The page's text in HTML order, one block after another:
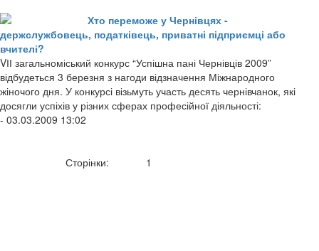
Хто переможе у Чернівцях -
держслужбовець, податківець, приватні підприємці або
вчителі?
VІІ загальноміський конкурс “Успішна пані Чернівців 2009”
відбудеться 3 березня з нагоди відзначення Міжнародного
жіночого дня. У конкурсі візьмуть участь десять чернівчанок, які
досягли успіхів у різних сферах професійної діяльності:
- 03.03.2009 13:02
Сторінки: 1